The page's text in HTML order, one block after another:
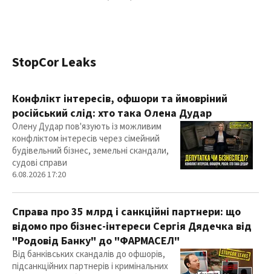
StopCor Leaks
Конфлікт інтересів, офшори та ймовріний
російський слід: хто така Олена Дудар
Олену Дудар пов'язують із можливим
конфліктом інтересів через сімейний
будівельний бізнес, земельні скандали,
судові справи
6.08.2026 17:20
Справа про 35 млрд і санкційні партнери: що
відомо про бізнес-інтереси Сергія Дядечка від
"Родовід Банку" до "ФАРМАСЕЛ"
Від банківських скандалів до офшорів,
підсанкційних партнерів і кримінальних